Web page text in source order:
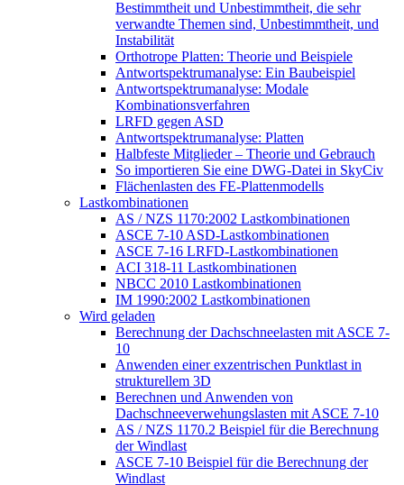
Bestimmtheit und Unbestimmtheit, die sehr
verwandte Themen sind, Unbestimmtheit, und
Instabilität
Orthotrope Platten: Theorie und Beispiele
Antwortspektrumanalyse: Ein Baubeispiel
Antwortspektrumanalyse: Modale
Kombinationsverfahren
LRFD gegen ASD
Antwortspektrumanalyse: Platten
Halbfeste Mitglieder – Theorie und Gebrauch
So importieren Sie eine DWG-Datei in SkyCiv
Flächenlasten des FE-Plattenmodells
Lastkombinationen
AS / NZS 1170:2002 Lastkombinationen
ASCE 7-10 ASD-Lastkombinationen
ASCE 7-16 LRFD-Lastkombinationen
ACI 318-11 Lastkombinationen
NBCC 2010 Lastkombinationen
IM 1990:2002 Lastkombinationen
Wird geladen
Berechnung der Dachschneelasten mit ASCE 7-
10
Anwenden einer exzentrischen Punktlast in
strukturellem 3D
Berechnen und Anwenden von
Dachschneeverwehungslasten mit ASCE 7-10
AS / NZS 1170.2 Beispiel für die Berechnung
der Windlast
ASCE 7-10 Beispiel für die Berechnung der
Windlast